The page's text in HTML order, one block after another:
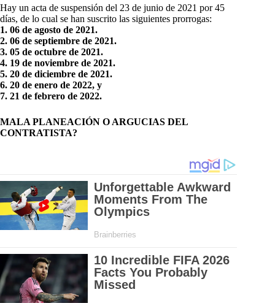
Hay un acta de suspensión del 23 de junio de 2021 por 45
días, de lo cual se han suscrito las siguientes prorrogas:
1. 06 de agosto de 2021.
2. 06 de septiembre de 2021.
3. 05 de octubre de 2021.
4. 19 de noviembre de 2021.
5. 20 de diciembre de 2021.
6. 20 de enero de 2022, y
7. 21 de febrero de 2022.
MALA PLANEACIÓN O ARGUCIAS DEL
CONTRATISTA?